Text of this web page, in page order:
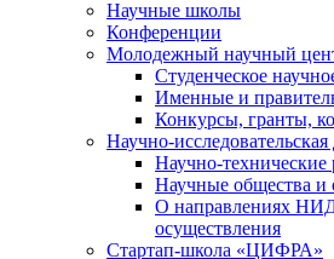
Научные школы
Конференции
Молодежный научный
Студенческое
Именные и
Конкурсы, гранты,
Научно-исследовательская
Научно-технические
Научные общества и
О направлениях НИД
осуществления
Стартап-школа «ЦИФРА»